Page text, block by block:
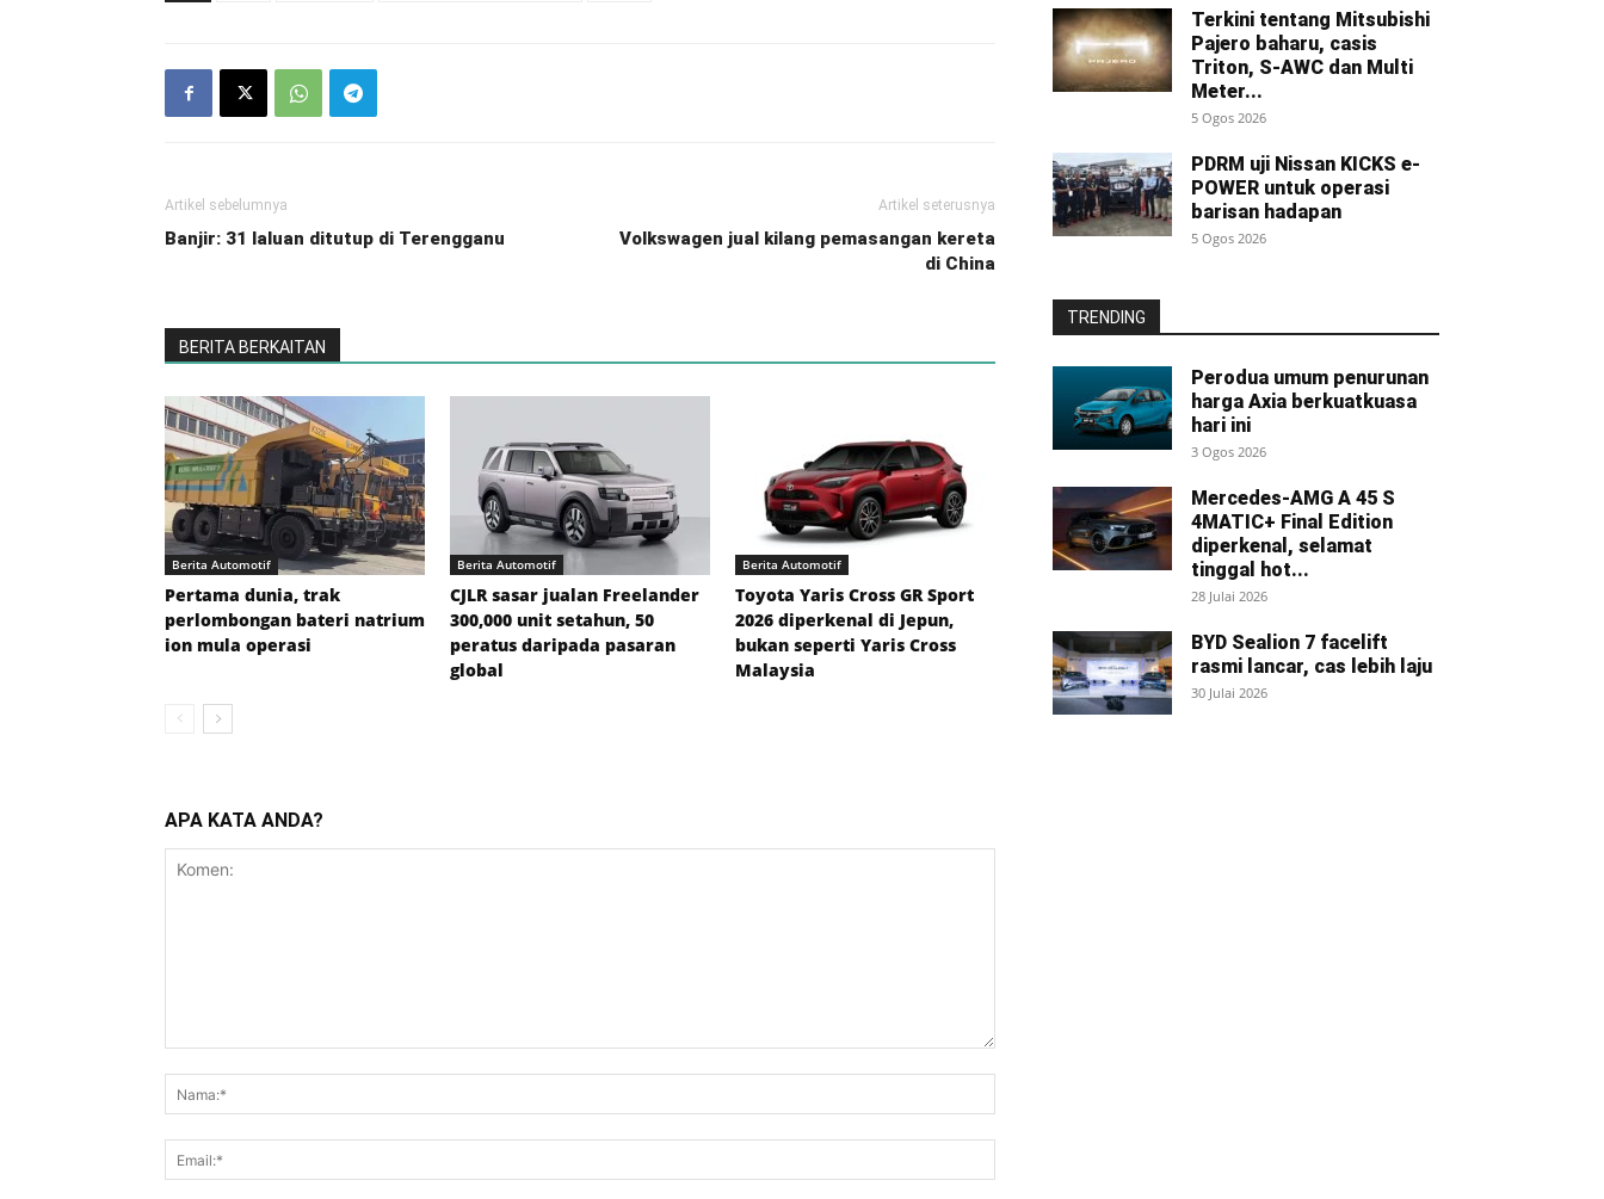
Artikel sebelumnya
Banjir: 31 laluan ditutup di Terengganu
Artikel seterusnya
Volkswagen jual kilang pemasangan kereta
di China
BERITA BERKAITAN
Berita Automotif
Pertama dunia, trak
perlombongan bateri natrium
ion mula operasi
Berita Automotif
CJLR sasar jualan Freelander
300,000 unit setahun, 50
peratus daripada pasaran
global
Berita Automotif
Toyota Yaris Cross GR Sport
2026 diperkenal di Jepun,
bukan seperti Yaris Cross
Malaysia
APA KATA ANDA?
Terkini tentang Mitsubishi
Pajero baharu, casis
Triton, S-AWC dan Multi
Meter...
5 Ogos 2026
PDRM uji Nissan KICKS e-
POWER untuk operasi
barisan hadapan
5 Ogos 2026
TRENDING
Perodua umum penurunan
harga Axia berkuatkuasa
hari ini
3 Ogos 2026
Mercedes-AMG A 45 S
4MATIC+ Final Edition
diperkenal, selamat
tinggal hot...
28 Julai 2026
BYD Sealion 7 facelift
rasmi lancar, cas lebih laju
30 Julai 2026